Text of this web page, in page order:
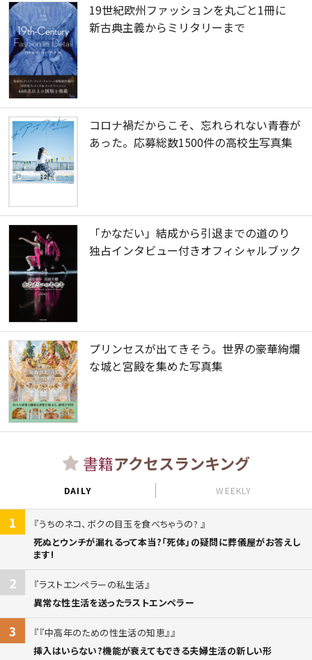
19世紀欧州ファッションを丸ごと1冊に
新古典主義からミリタリーまで
コロナ禍だからこそ、忘れられない青春が
あった。応募総数1500件の高校生写真集
「かなだい」結成から引退までの道のり
独占インタビュー付きオフィシャルブック
プリンセスが出てきそう。世界の豪華絢爛
な城と宮殿を集めた写真集
書籍アクセスランキング
DAILY WEEKLY
1
うちのネコ、ボクの目玉を食べちゃうの?
死ぬとウンチが漏れるって本当?「死体」の疑問に葬儀屋がお答えし
ます!
2
ラストエンペラーの私生活
異常な性生活を送ったラストエンペラー
3
『中高年のための性生活の知恵』
挿入はいらない?機能が衰えてもできる夫婦生活の新しい形